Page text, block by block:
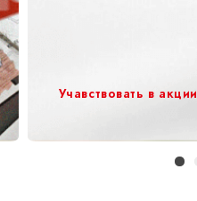
Учавствовать в акции